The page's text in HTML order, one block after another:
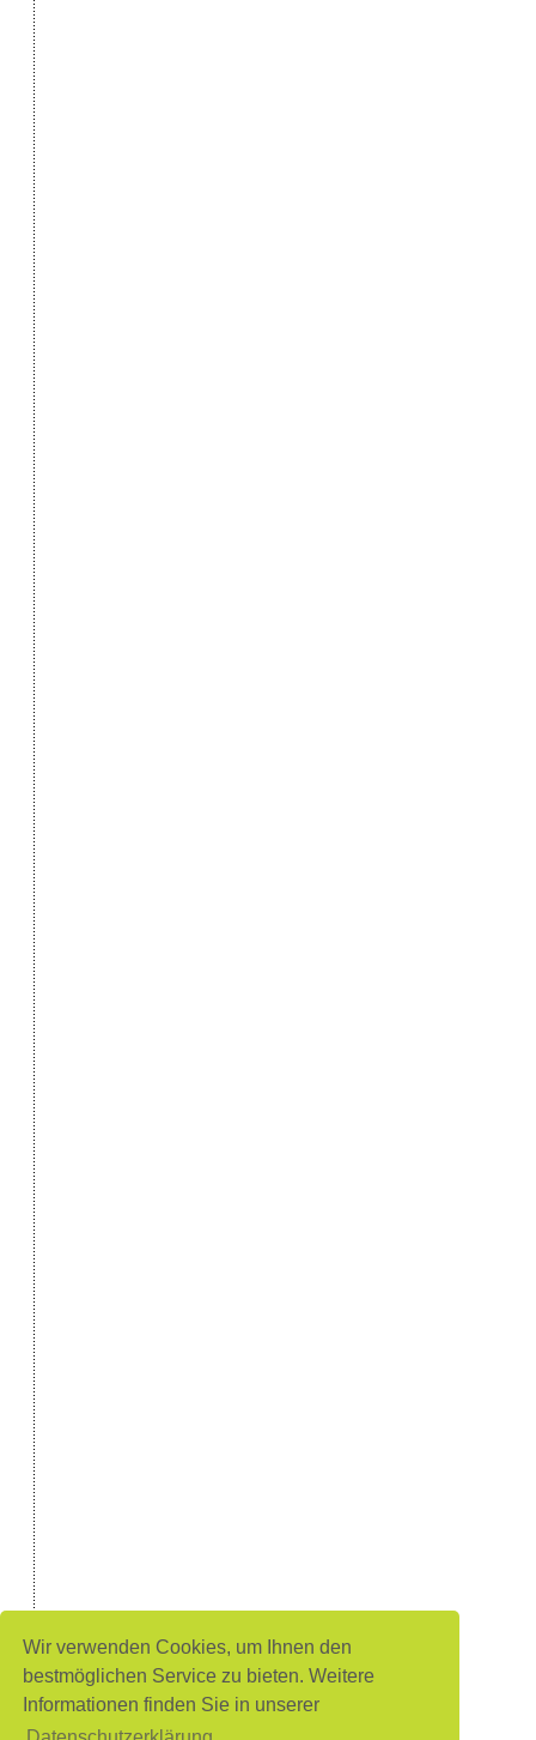
Wir verwenden Cookies, um Ihnen den
bestmöglichen Service zu bieten. Weitere
Informationen finden Sie in unserer